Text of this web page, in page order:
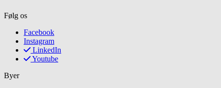
Følg os
Facebook
Instagram
LinkedIn
Youtube
Byer